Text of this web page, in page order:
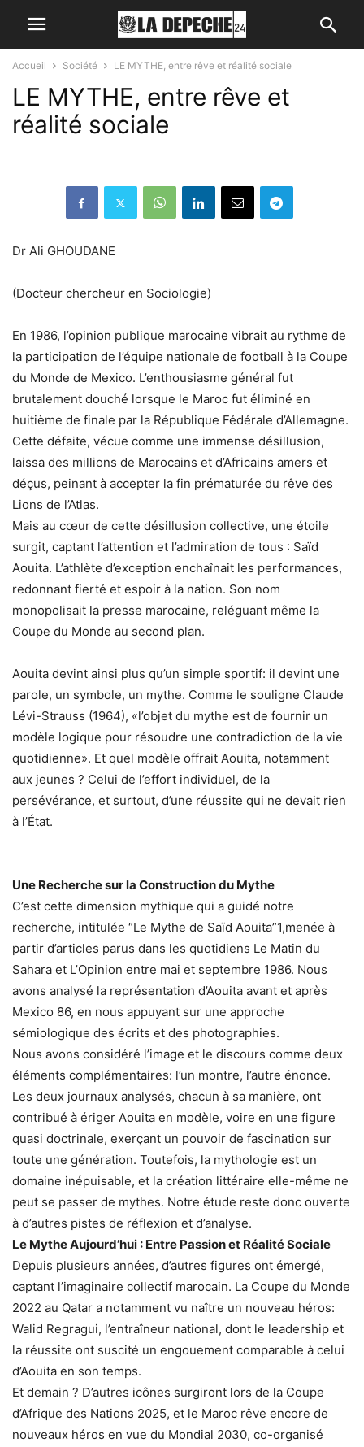
Accueil Société LE MYTHE, entre rêve et réalité sociale
LE MYTHE, entre rêve et
réalité sociale
Dr Ali GHOUDANE
(Docteur chercheur en Sociologie)
En 1986, l’opinion publique marocaine vibrait au rythme de
la participation de l’équipe nationale de football à la Coupe
du Monde de Mexico. L’enthousiasme général fut
brutalement douché lorsque le Maroc fut éliminé en
huitième de finale par la République Fédérale d’Allemagne.
Cette défaite, vécue comme une immense désillusion,
laissa des millions de Marocains et d’Africains amers et
déçus, peinant à accepter la fin prématurée du rêve des
Lions de l’Atlas.
Mais au cœur de cette désillusion collective, une étoile
surgit, captant l’attention et l’admiration de tous : Saïd
Aouita. L’athlète d’exception enchaînait les performances,
redonnant fierté et espoir à la nation. Son nom
monopolisait la presse marocaine, reléguant même la
Coupe du Monde au second plan.
Aouita devint ainsi plus qu’un simple sportif: il devint une
parole, un symbole, un mythe. Comme le souligne Claude
Lévi-Strauss (1964), «l’objet du mythe est de fournir un
modèle logique pour résoudre une contradiction de la vie
quotidienne». Et quel modèle offrait Aouita, notamment
aux jeunes ? Celui de l’effort individuel, de la
persévérance, et surtout, d’une réussite qui ne devait rien
à l’État.
Une Recherche sur la Construction du Mythe
C’est cette dimension mythique qui a guidé notre
recherche, intitulée “Le Mythe de Saïd Aouita”1,menée à
partir d’articles parus dans les quotidiens Le Matin du
Sahara et L’Opinion entre mai et septembre 1986. Nous
avons analysé la représentation d’Aouita avant et après
Mexico 86, en nous appuyant sur une approche
sémiologique des écrits et des photographies.
Nous avons considéré l’image et le discours comme deux
éléments complémentaires: l’un montre, l’autre énonce.
Les deux journaux analysés, chacun à sa manière, ont
contribué à ériger Aouita en modèle, voire en une figure
quasi doctrinale, exerçant un pouvoir de fascination sur
toute une génération. Toutefois, la mythologie est un
domaine inépuisable, et la création littéraire elle-même ne
peut se passer de mythes. Notre étude reste donc ouverte
à d’autres pistes de réflexion et d’analyse.
Le Mythe Aujourd’hui : Entre Passion et Réalité Sociale
Depuis plusieurs années, d’autres figures ont émergé,
captant l’imaginaire collectif marocain. La Coupe du Monde
2022 au Qatar a notamment vu naître un nouveau héros:
Walid Regragui, l’entraîneur national, dont le leadership et
la réussite ont suscité un engouement comparable à celui
d’Aouita en son temps.
Et demain ? D’autres icônes surgiront lors de la Coupe
d’Afrique des Nations 2025, et le Maroc rêve encore de
nouveaux héros en vue du Mondial 2030, co-organisé